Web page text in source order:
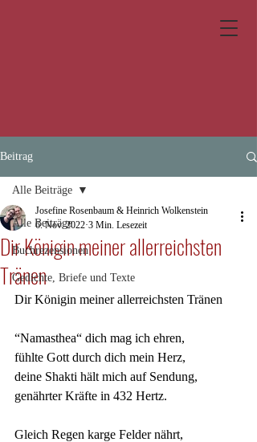
Beitrag
Alle Beiträge
Buchrezensionen
Gedichte, Briefe und Texte
Alle Beiträge
Dir Königin meiner allerreichsten
Tränen
Josefine Rosenbaum & Heinrich Wolkenstein
6. Nov. 2022 3 Min. Lesezeit
Dir Königin meiner allerreichsten Tränen
“Namasthea“ dich mag ich ehren,
fühlte Gott durch dich mein Herz,
deine Shakti hält mich auf Sendung,
genährter Kräfte in 432 Hertz.
Gleich Regen karge Felder nährt,